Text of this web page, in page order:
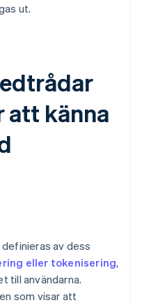
ut.
att känna
av dess
eller tokenisering,
till användarna.
som visar att